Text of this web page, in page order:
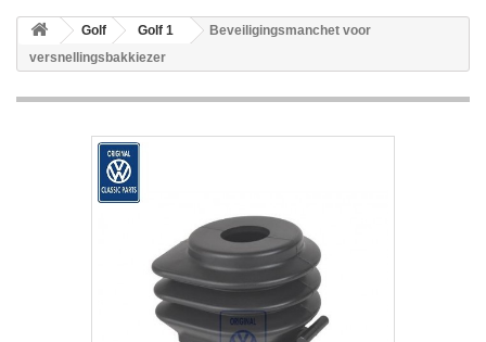
Golf Golf 1
Beveiligingsmanchet voor
versnellingsbakkiezer